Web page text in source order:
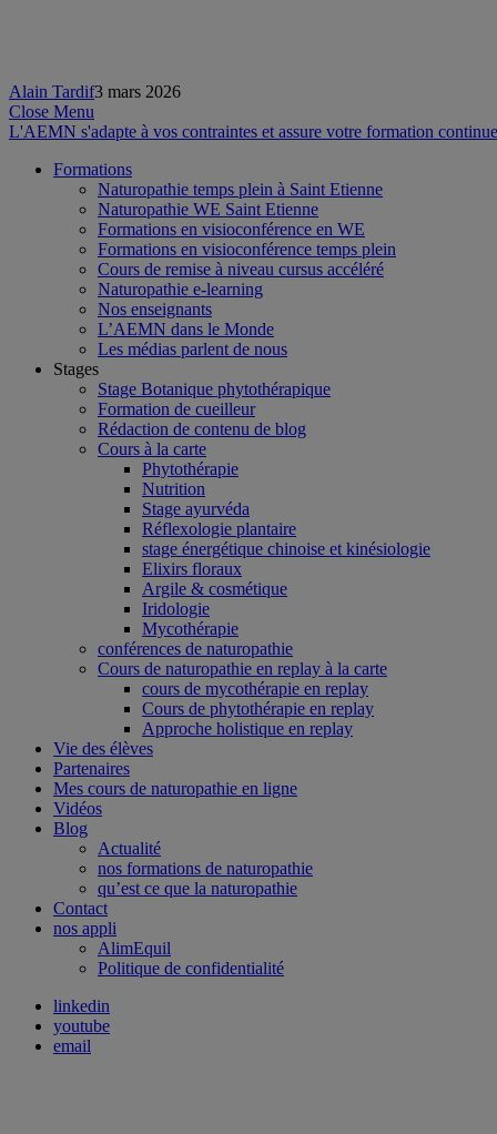
Alain Tardif3 mars 2026
Close Menu
L'AEMN s'adapte à vos contraintes et assure votre formation
Formations
Naturopathie temps plein à Saint Etienne
Naturopathie WE Saint Etienne
Formations en visioconférence en WE
Formations en visioconférence temps plein
Cours de remise à niveau cursus accéléré
Naturopathie e-learning
Nos enseignants
L’AEMN dans le Monde
Les médias parlent de nous
Stages
Stage Botanique phytothérapique
Formation de cueilleur
Rédaction de contenu de blog
Cours à la carte
Phytothérapie
Nutrition
Stage ayurvéda
Réflexologie plantaire
stage énergétique chinoise et kinésiologie
Elixirs floraux
Argile & cosmétique
Iridologie
Mycothérapie
conférences de naturopathie
Cours de naturopathie en replay à la carte
cours de mycothérapie en replay
Cours de phytothérapie en replay
Approche holistique en replay
Vie des élèves
Partenaires
Mes cours de naturopathie en ligne
Vidéos
Blog
Actualité
nos formations de naturopathie
qu’est ce que la naturopathie
Contact
nos appli
AlimEquil
Politique de confidentialité
linkedin
youtube
email